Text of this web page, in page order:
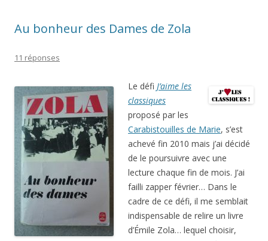
Au bonheur des Dames de Zola
11 réponses
Le défi J’aime les
classiques
proposé par les
Carabistouilles de Marie, s’est
achevé fin 2010 mais j’ai décidé
de le poursuivre avec une
lecture chaque fin de mois. J’ai
failli zapper février… Dans le
cadre de ce défi, il me semblait
indispensable de relire un livre
d’Émile Zola… lequel choisir,